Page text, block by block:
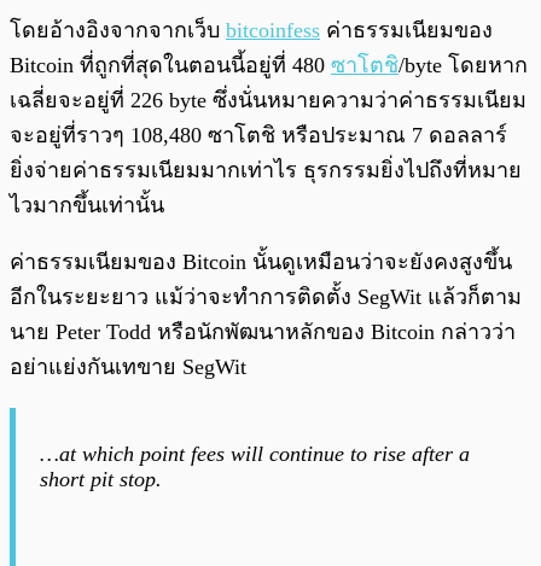
โดยอ้างอิงจากจากเว็บ bitcoinfess ค่าธรรมเนียมของ
Bitcoin ที่ถูกที่สุดในตอนนี้อยู่ที่ 480 ซาโตชิ/byte โดยหาก
เฉลี่ยจะอยู่ที่ 226 byte ซึ่งนั่นหมายความว่าค่าธรรมเนียม
จะอยู่ที่ราวๆ 108,480 ซาโตชิ หรือประมาณ 7 ดอลลาร์
ยิ่งจ่ายค่าธรรมเนียมมากเท่าไร ธุรกรรมยิ่งไปถึงที่หมาย
ไวมากขึ้นเท่านั้น
ค่าธรรมเนียมของ Bitcoin นั้นดูเหมือนว่าจะยังคงสูงขึ้น
อีกในระยะยาว แม้ว่าจะทำการติดตั้ง SegWit แล้วก็ตาม
นาย Peter Todd หรือนักพัฒนาหลักของ Bitcoin กล่าวว่า
อย่าแย่งกันเทขาย SegWit
…at which point fees will continue to rise after a
short pit stop.